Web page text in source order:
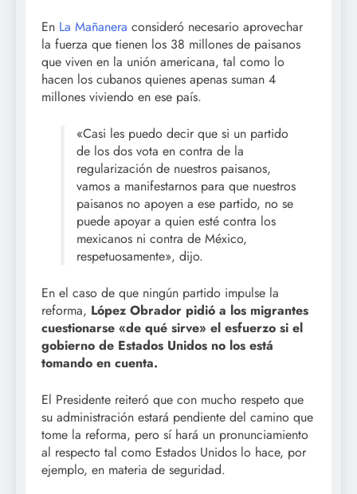
En La Mañanera consideró necesario aprovechar
la fuerza que tienen los 38 millones de paisanos
que viven en la unión americana, tal como lo
hacen los cubanos quienes apenas suman 4
millones viviendo en ese país.
«Casi les puedo decir que si un partido
de los dos vota en contra de la
regularización de nuestros paisanos,
vamos a manifestarnos para que nuestros
paisanos no apoyen a ese partido, no se
puede apoyar a quien esté contra los
mexicanos ni contra de México,
respetuosamente», dijo.
En el caso de que ningún partido impulse la
reforma, López Obrador pidió a los migrantes
cuestionarse «de qué sirve» el esfuerzo si el
gobierno de Estados Unidos no los está
tomando en cuenta.
El Presidente reiteró que con mucho respeto que
su administración estará pendiente del camino que
tome la reforma, pero sí hará un pronunciamiento
al respecto tal como Estados Unidos lo hace, por
ejemplo, en materia de seguridad.